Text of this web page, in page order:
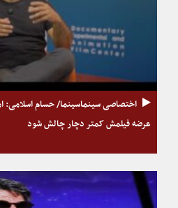
اختصاصی سینماسینما/ حسام اسلامی:
عرضه فیلمش کمتر دچار چالش شود